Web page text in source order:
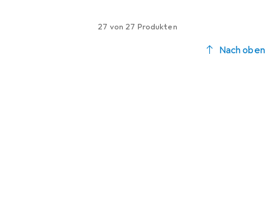
27 von 27 Produkten
Nach oben